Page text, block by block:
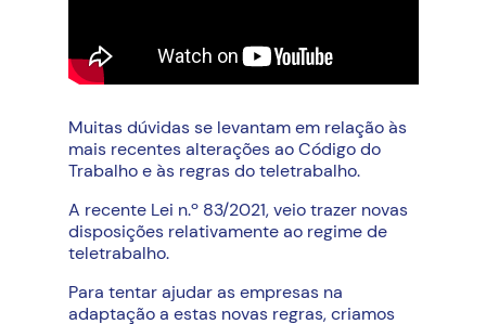
Muitas dúvidas se levantam em relação às
mais recentes alterações ao Código do
Trabalho e às regras do teletrabalho.
A recente Lei n.º 83/2021, veio trazer novas
disposições relativamente ao regime de
teletrabalho.
Para tentar ajudar as empresas na
adaptação a estas novas regras, criamos